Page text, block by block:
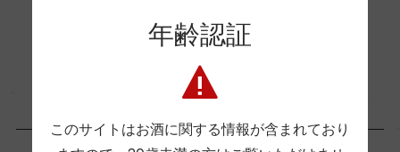
(2021)サクラアワード 2024 金賞
海外ワイン専門誌評価歴
お取り寄せ可能店一覧はこちら
年齢認証
このサイトはお酒に関する情報が含まれており